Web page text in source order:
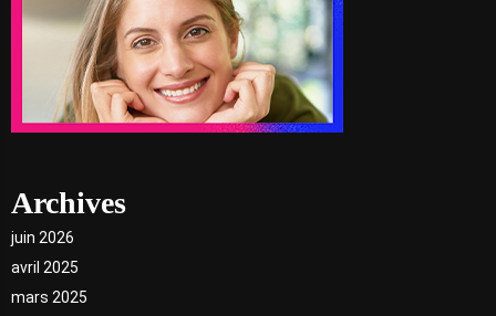
Archives
juin 2026
avril 2025
mars 2025